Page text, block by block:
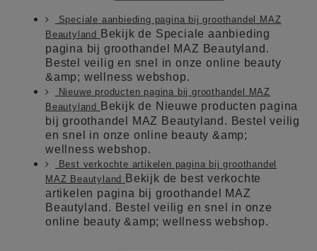
Speciale aanbieding pagina bij groothandel MAZ
Beautyland
Bekijk de Speciale aanbieding
pagina bij groothandel MAZ Beautyland.
Bestel veilig en snel in onze online beauty
&amp; wellness webshop.
Nieuwe producten pagina bij groothandel MAZ
Beautyland
Bekijk de Nieuwe producten pagina
bij groothandel MAZ Beautyland. Bestel veilig
en snel in onze online beauty &amp;
wellness webshop.
Best verkochte artikelen pagina bij groothandel
MAZ Beautyland
Bekijk de best verkochte
artikelen pagina bij groothandel MAZ
Beautyland. Bestel veilig en snel in onze
online beauty &amp; wellness webshop.